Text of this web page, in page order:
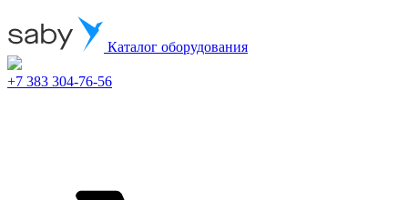
Каталог оборудования
+7 383 304-76-56